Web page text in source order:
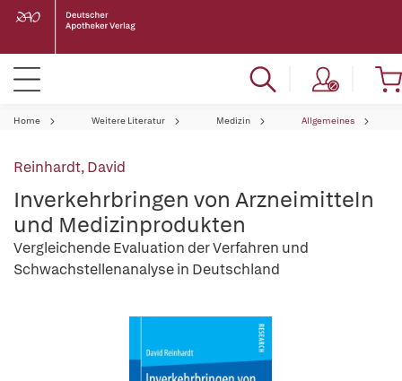
Home Weitere Literatur Medizin Allgemeines
Reinhardt, David
Inverkehrbringen von Arzneimitteln
und Medizinprodukten
Vergleichende Evaluation der Verfahren und
Schwachstellenanalyse in Deutschland